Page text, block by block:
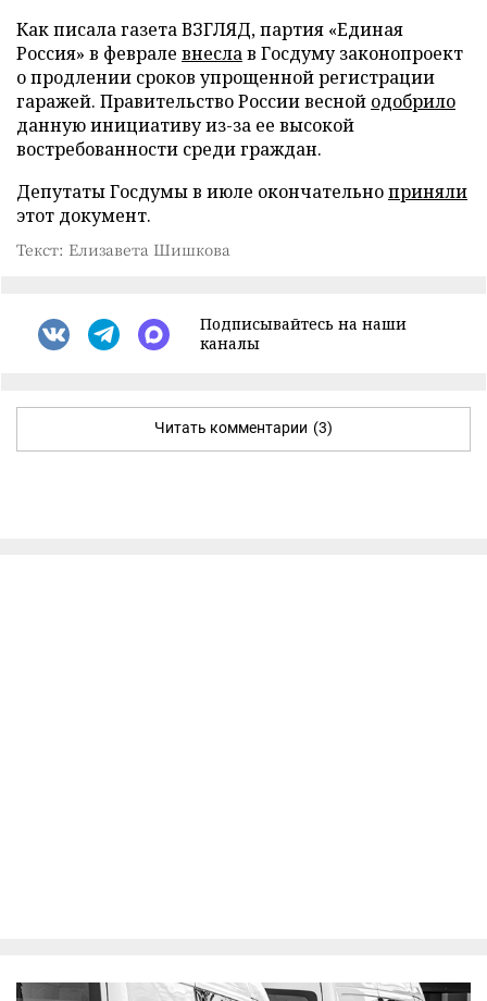
Как писала газета ВЗГЛЯД, партия «Единая
Россия» в феврале внеслав Госдуму законопроект
о продлении сроков упрощенной регистрации
гаражей. Правительство России весной одобрило
данную инициативу из-за ее высокой
востребованности среди граждан.
Депутаты Госдумы в июле окончательноприняли
этот документ.
Текст: Елизавета Шишкова
Подписывайтесь на наши
каналы
Читать комментарии (3)